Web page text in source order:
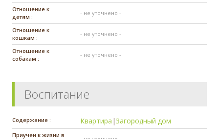
Отношение к
детям :
- не уточнено -
Отношение к
кошкам :
- не уточнено -
Отношение к
собакам :
- не уточнено -
Воспитание
Содержание : Квартира |Загородный дом
Приучен к жизни в